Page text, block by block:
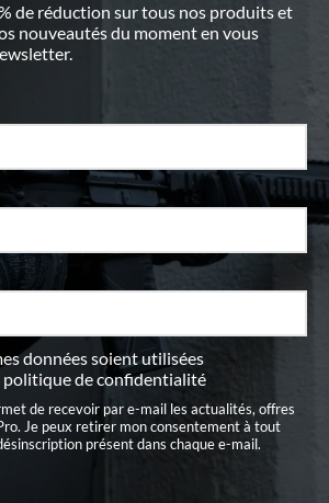
de réduction sur tous nos produits et
nouveautés du moment en vous
données soient utilisées
politique de confidentialité
de recevoir par e-mail les actualités, offres
Je peux retirer mon consentement à tout
présent dans chaque e-mail.